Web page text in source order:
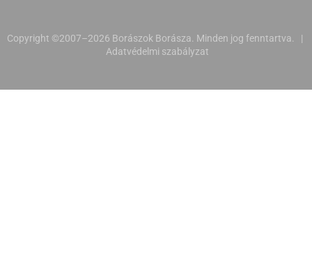
Copyright ©2007–2026 Borászok Borásza. Minden jog fenntartva. |
Adatvédelmi szabályzat